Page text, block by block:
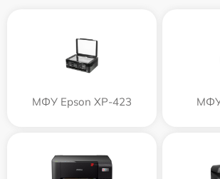
МФУ Epson XP-423 МФУ